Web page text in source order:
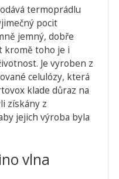
termoprádlu
pocit
jemný, dobře
kromě toho je i
Je vyroben z
celulózy, která
klade důraz na
získány z
jejich výroba byla
vlna